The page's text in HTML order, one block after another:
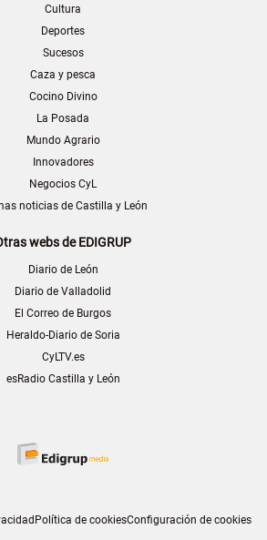
Cultura
Deportes
Sucesos
Caza y pesca
Cocino Divino
La Posada
Mundo Agrario
Innovadores
Negocios CyL
noticias de Castilla y León
webs de EDIGRUP
Diario de León
Diario de Valladolid
El Correo de Burgos
Heraldo-Diario de Soria
CyLTV.es
esRadio Castilla y León
Política de cookiesConfiguración de cookies